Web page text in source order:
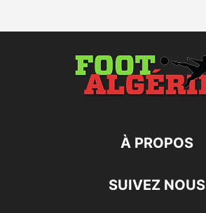
À PROPOS
SUIVEZ NOUS